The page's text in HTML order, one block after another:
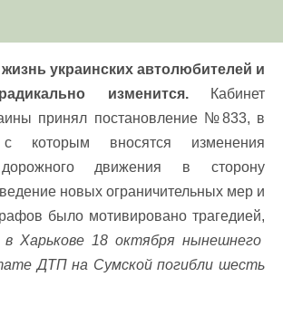
украинских автолюбителей и
изменится.Кабинет
принял постановление №833, в
с которым вносятся изменения
движения в сторону
новых ограничительных мер и
было мотивировано трагедией,
в Харькове 18 октября нынешнего
ДТП на Сумской погибли шесть